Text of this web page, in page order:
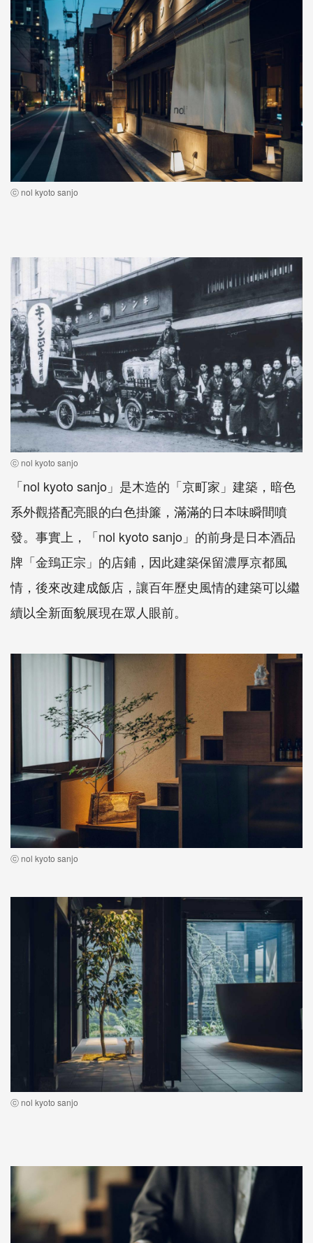
ⓒ nol kyoto sanjo
ⓒ nol kyoto sanjo
「nol kyoto sanjo」是木造的「京町家」建築，暗色
系外觀搭配亮眼的白色掛簾，滿滿的日本味瞬間噴
發。事實上，「nol kyoto sanjo」的前身是日本酒品
牌「金鵄正宗」的店鋪，因此建築保留濃厚京都風
情，後來改建成飯店，讓百年歷史風情的建築可以繼
續以全新面貌展現在眾人眼前。
ⓒ nol kyoto sanjo
ⓒ nol kyoto sanjo